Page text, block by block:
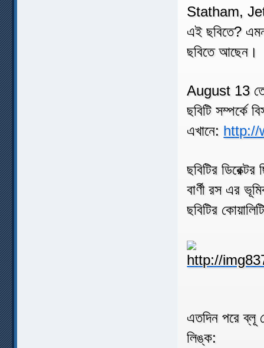
Statham,
এই ছবিতে?
ছবিতে আছেন।
August 13 তে
ছবিটি সম্পর্কে
এখানে: http://
ছবিটির
বার্ণী রস এর
ছবিটির
এতদিন পরে ব্লূ
লিঙ্ক: